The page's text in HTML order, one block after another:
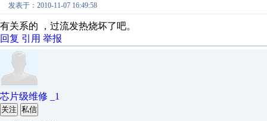
发表于：2010-11-07 16:49:58
有关系的 ，过流发热烧坏了吧。
回复 引用 举报
芯片级维修 _1
关注 私信